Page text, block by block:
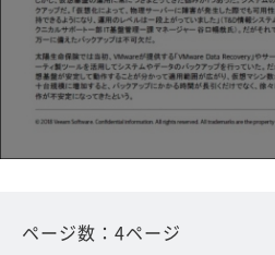
ページ数：4ページ